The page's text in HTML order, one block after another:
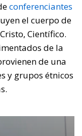
conferenciantes
el cuerpo de
Científico.
de la
de una
y grupos étnicos